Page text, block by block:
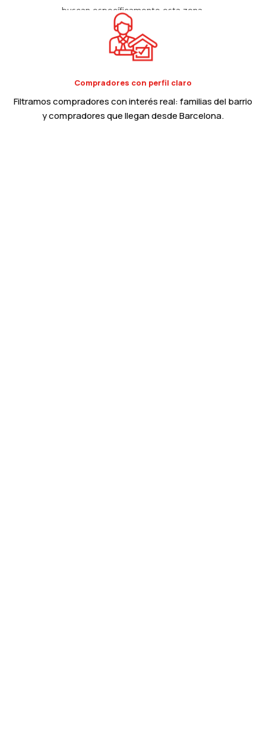
buscan específicamente esta zona.
Compradores con perfil claro
Filtramos compradores con interés real: familias del barrio
y compradores que llegan desde Barcelona.